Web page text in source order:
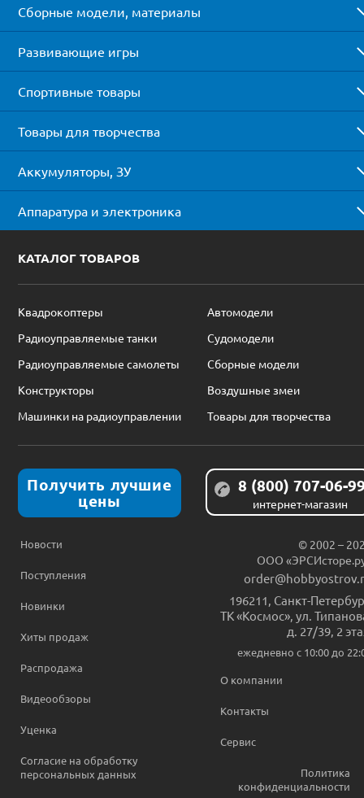
Сборные модели, материалы
Развивающие игры
Спортивные товары
Товары для творчества
Аккумуляторы, ЗУ
Аппаратура и электроника
КАТАЛОГ ТОВАРОВ
Квадрокоптеры
Автомодели
Радиоуправляемые танки
Судомодели
Радиоуправляемые самолеты
Сборные модели
Конструкторы
Воздушные змеи
Машинки на радиоуправлении
Товары для творчества
Получить лучшие
цены
8 (800) 707-06-
интернет-магазин
Новости
Поступления
Новинки
Хиты продаж
Распродажа
Видеообзоры
Уценка
Согласие на обработку
персональных данных
© 2002 –
ООО
196211, Санкт-
ТК «Космос», ул.
д. 27/39, 2
ежедневно c 10:00 до
О компании
Контакты
Сервис
Политика
конфиденциальности